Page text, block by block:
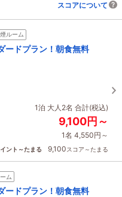
スコアについて
ルーム
ードプラン！朝食無料
1泊 大人2名 合計(税込)
9,100円～
1名 4,550円～
ント～たまる 9,100スコア～たまる
ム
ードプラン！朝食無料